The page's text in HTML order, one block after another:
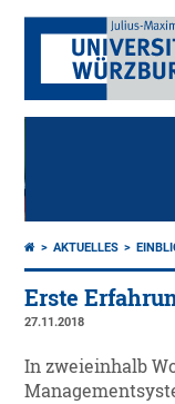
AKTUELLES
Erste
27.11.2018
In zweieinhalb